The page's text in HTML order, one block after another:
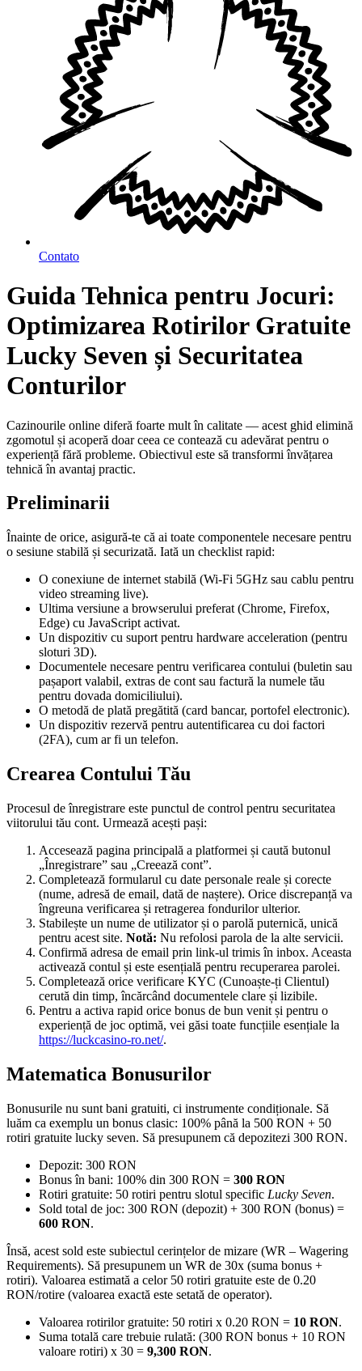
Contato
Guida Tehnica pentru Jocuri:
Optimizarea Rotirilor Gratuite
Lucky Seven și Securitatea
Conturilor
Cazinourile online diferă foarte mult în calitate — acest ghid elimină
zgomotul și acoperă doar ceea ce contează cu adevărat pentru o
experiență fără probleme. Obiectivul este să transformi învățarea
tehnică în avantaj practic.
Preliminarii
Înainte de orice, asigură-te că ai toate componentele necesare pentru
o sesiune stabilă și securizată. Iată un checklist rapid:
O conexiune de internet stabilă (Wi-Fi 5GHz sau cablu pentru
video streaming live).
Ultima versiune a browserului preferat (Chrome, Firefox,
Edge) cu JavaScript activat.
Un dispozitiv cu suport pentru hardware acceleration (pentru
sloturi 3D).
Documentele necesare pentru verificarea contului (buletin sau
pașaport valabil, extras de cont sau factură la numele tău
pentru dovada domiciliului).
O metodă de plată pregătită (card bancar, portofel electronic).
Un dispozitiv rezervă pentru autentificarea cu doi factori
(2FA), cum ar fi un telefon.
Crearea Contului Tău
Procesul de înregistrare este punctul de control pentru securitatea
viitorului tău cont. Urmează acești pași:
Accesează pagina principală a platformei și caută butonul
„Înregistrare” sau „Creează cont”.
Completează formularul cu date personale reale și corecte
(nume, adresă de email, dată de naștere). Orice discrepanță va
îngreuna verificarea și retragerea fondurilor ulterior.
Stabilește un nume de utilizator și o parolă puternică, unică
pentru acest site. Notă: Nu refolosi parola de la alte servicii.
Confirmă adresa de email prin link-ul trimis în inbox. Aceasta
activează contul și este esențială pentru recuperarea parolei.
Completează orice verificare KYC (Cunoaște-ți Clientul)
cerută din timp, încărcând documentele clare și lizibile.
Pentru a activa rapid orice bonus de bun venit și pentru o
experiență de joc optimă, vei găsi toate funcțiile esențiale la
https://luckcasino-ro.net/.
Matematica Bonusurilor
Bonusurile nu sunt bani gratuiti, ci instrumente condiționale. Să
luăm ca exemplu un bonus clasic: 100% până la 500 RON + 50
rotiri gratuite lucky seven. Să presupunem că depozitezi 300 RON.
Depozit: 300 RON
Bonus în bani: 100% din 300 RON = 300 RON
Rotiri gratuite: 50 rotiri pentru slotul specific Lucky Seven.
Sold total de joc: 300 RON (depozit) + 300 RON (bonus) =
600 RON.
Însă, acest sold este subiectul cerințelor de mizare (WR – Wagering
Requirements). Să presupunem un WR de 30x (suma bonus +
rotiri). Valoarea estimată a celor 50 rotiri gratuite este de 0.20
RON/rotire (valoarea exactă este setată de operator).
Valoarea rotirilor gratuite: 50 rotiri x 0.20 RON = 10 RON.
Suma totală care trebuie rulată: (300 RON bonus + 10 RON
valoare rotiri) x 30 = 9,300 RON.